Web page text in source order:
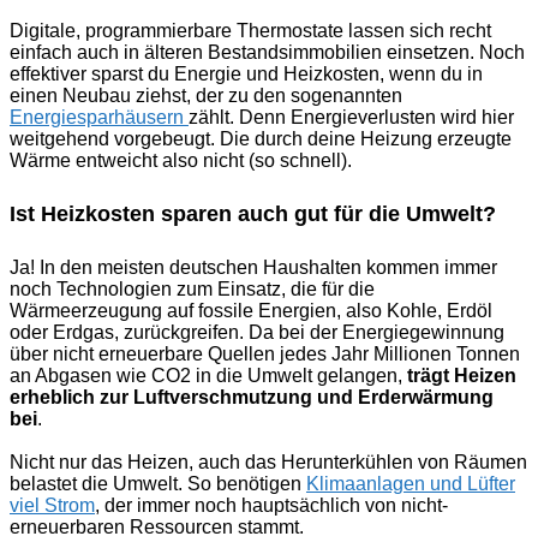
Digitale, programmierbare Thermostate lassen sich recht
einfach auch in älteren Bestandsimmobilien einsetzen. Noch
effektiver sparst du Energie und Heizkosten, wenn du in
einen Neubau ziehst, der zu den sogenannten
Energiesparhäusern zählt. Denn Energieverlusten wird hier
weitgehend vorgebeugt. Die durch deine Heizung erzeugte
Wärme entweicht also nicht (so schnell).
Ist Heizkosten sparen auch gut für die Umwelt?
Ja! In den meisten deutschen Haushalten kommen immer
noch Technologien zum Einsatz, die für die
Wärmeerzeugung auf fossile Energien, also Kohle, Erdöl
oder Erdgas, zurückgreifen. Da bei der Energiegewinnung
über nicht erneuerbare Quellen jedes Jahr Millionen Tonnen
an Abgasen wie CO2 in die Umwelt gelangen, trägt Heizen
erheblich zur Luftverschmutzung und Erderwärmung
bei.
Nicht nur das Heizen, auch das Herunterkühlen von Räumen
belastet die Umwelt. So benötigen Klimaanlagen und Lüfter
viel Strom, der immer noch hauptsächlich von nicht-
erneuerbaren Ressourcen stammt.